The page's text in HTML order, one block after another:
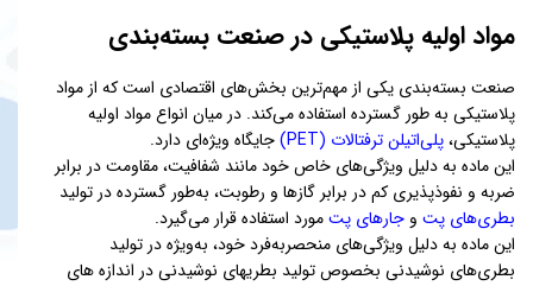
مواد اولیه پلاستیکی در صنعت بسته‌بندی
صنعت بسته‌بندی یکی از مهم‌ترین بخش‌های اقتصادی است که از مواد
پلاستیکی به طور گسترده استفاده می‌کند. در میان انواع مواد اولیه
پلاستیکی،پلی‌اتیلن ترفتالات (PET)
جایگاه ویژه‌ای دارد.
این ماده به دلیل ویژگی‌های خاص خود مانند شفافیت، مقاومت در برابر
ضربه و نفوذپذیری کم در برابر گازها و رطوبت، به‌طور گسترده در تولید
بطری‌های پت و جارهای پتمورد استفاده قرار می‌گیرد.
این ماده به دلیل ویژگی‌های منحصربه‌فرد خود، به‌ویژه در تولید
بطری‌های نوشیدنی بخصوص تولید بطریهای نوشیدنی در اندازه های